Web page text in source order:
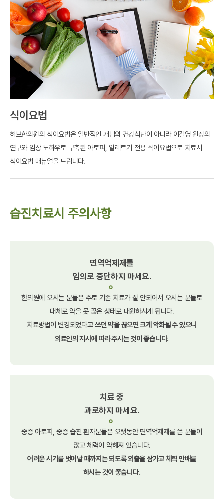
식이요법
허브한의원의 식이요법은 일반적인 개념의 건강식단이 아니라 이길영 원장의
연구와 임상 노하우로 구축된 아토피, 알레르기 전용 식이요법으로 치료시
식이요법 매뉴얼을 드립니다.
습진치료시 주의사항
면역억제제를
임의로 중단하지 마세요.
한의원에 오시는 분들은 주로 기존 치료가 잘안되어서 오시는 분들로
대체로 약을 못 끊은 상태로 내원하시게 됩니다.
치료방법이 변경되었다고쓰던 약을 끊으면크게 악화될 수 있으니
의료인의 지시에 따라 주시는 것이 좋습니다.
치료 중
과로하지 마세요.
중증 아토피, 중증 습진 환자분들은오랫동안 면역억제제를 쓴 분들이
많고체력이 약해져 있습니다.
어려운 시기를 벗어날 때까지는 되도록외출을 삼가고 체력 안배를
하시는 것이 좋습니다.